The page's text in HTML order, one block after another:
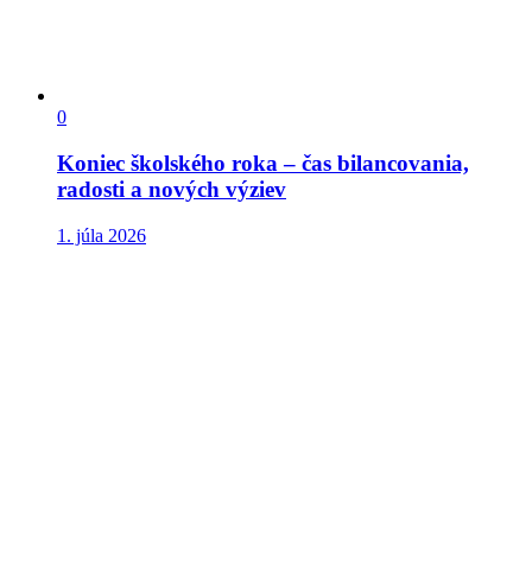
0
Koniec školského roka – čas bilancovania,
radosti a nových výziev
1. júla 2026